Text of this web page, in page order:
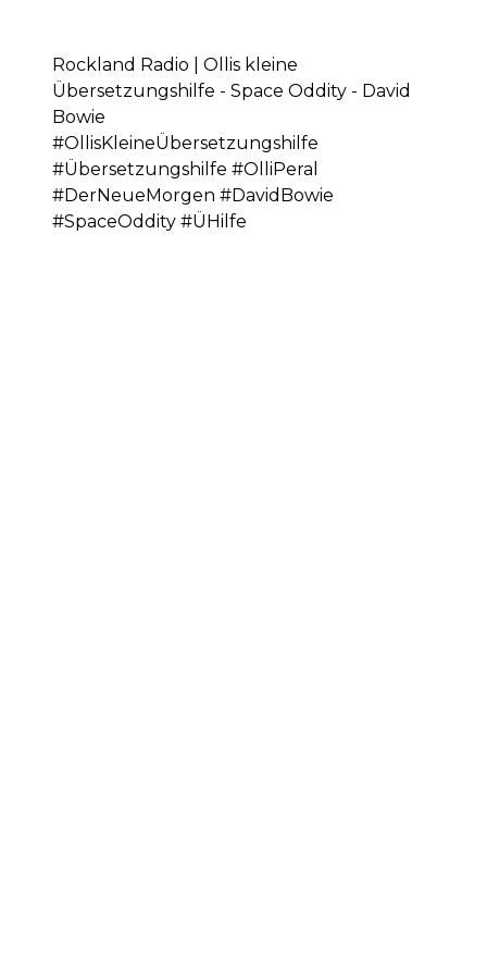
Rockland Radio | Ollis kleine
Übersetzungshilfe - Space Oddity - David
Bowie
#OllisKleineÜbersetzungshilfe
#Übersetzungshilfe #OlliPeral
#DerNeueMorgen #DavidBowie
#SpaceOddity #ÜHilfe